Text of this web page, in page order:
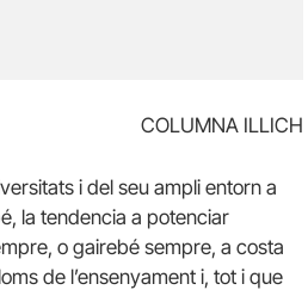
COLUMNA ILLICH
i del seu ampli entorn a
la tendencia a potenciar
o gairebé sempre, a costa
de l’ensenyament i, tot i que